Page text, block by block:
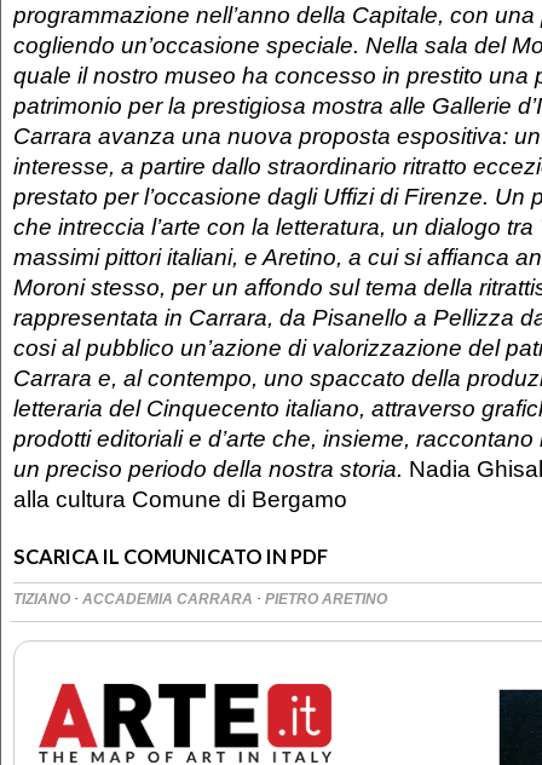
programmazione nell’anno della Capitale, con
cogliendo un’occasione speciale. Nella sala del
quale il nostro museo ha concesso in prestito una
patrimonio per la prestigiosa mostra alle Gallerie
Carrara avanza una nuova proposta espositiva:
interesse, a partire dallo straordinario ritratto
prestato per l’occasione dagli Uffizi di Firenze. Un
che intreccia l’arte con la letteratura, un dialogo
massimi pittori italiani, e Aretino, a cui si affianca
Moroni stesso, per un affondo sul tema della
rappresentata in Carrara, da Pisanello a Pellizza
cosi al pubblico un’azione di valorizzazione del
Carrara e, al contempo, uno spaccato della
letteraria del Cinquecento italiano, attraverso
prodotti editoriali e d’arte che, insieme,
un preciso periodo della nostra storia. Nadia
alla cultura Comune di Bergamo
SCARICA IL COMUNICATO IN PDF
TIZIANO · ACCADEMIA CARRARA · PIETRO ARETINO